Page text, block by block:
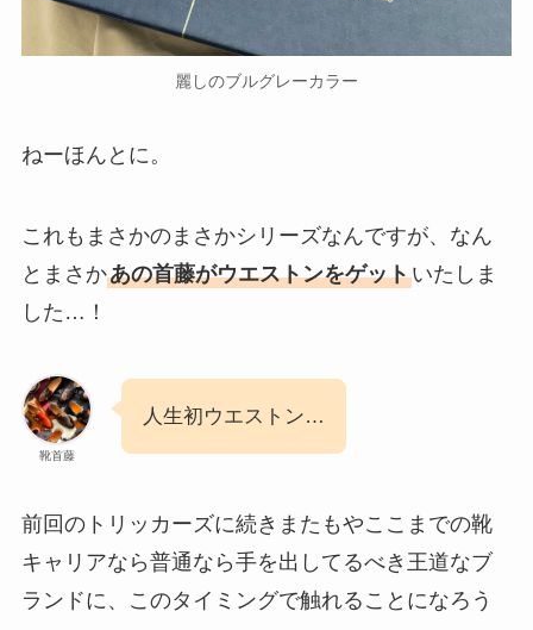
麗しのブルグレーカラー
ねーほんとに。
これもまさかのまさかシリーズなんですが、なん
とまさかあの首藤がウエストンをゲットいたしま
した…！
靴首藤
人生初ウエストン…
前回のトリッカーズに続きまたもやここまでの靴
キャリアなら普通なら手を出してるべき王道なブ
ランドに、このタイミングで触れることになろう